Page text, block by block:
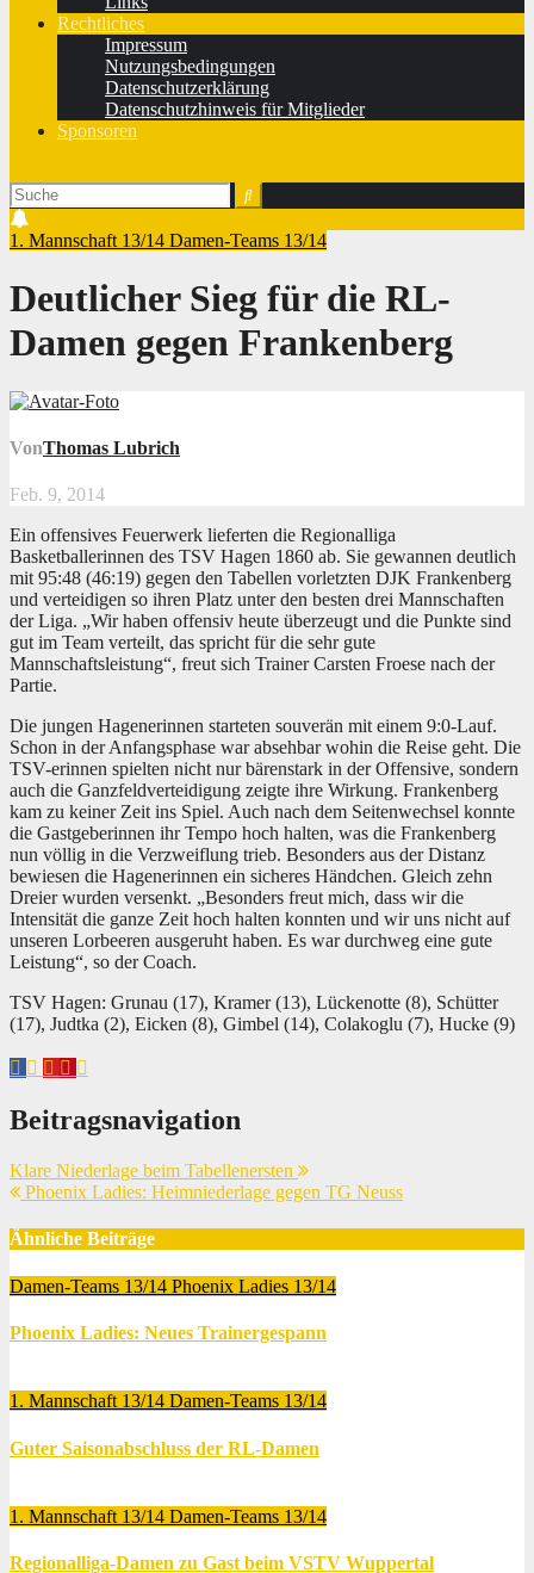
Rechtliches
Impressum
Nutzungsbedingungen
Datenschutzerklärung
Datenschutzhinweis für Mitglieder
Sponsoren
1. Mannschaft 13/14 Damen-Teams 13/14
Deutlicher Sieg für die RL-
Damen gegen Frankenberg
VonThomas Lubrich
Feb. 9, 2014
Ein offensives Feuerwerk lieferten die Regionalliga
Basketballerinnen des TSV Hagen 1860 ab. Sie gewannen deutlich
mit 95:48 (46:19) gegen den Tabellen vorletzten DJK Frankenberg
und verteidigen so ihren Platz unter den besten drei Mannschaften
der Liga. „Wir haben offensiv heute überzeugt und die Punkte sind
gut im Team verteilt, das spricht für die sehr gute
Mannschaftsleistung“, freut sich Trainer Carsten Froese nach der
Partie.
Die jungen Hagenerinnen starteten souverän mit einem 9:0-Lauf.
Schon in der Anfangsphase war absehbar wohin die Reise geht. Die
TSV-erinnen spielten nicht nur bärenstark in der Offensive, sondern
auch die Ganzfeldverteidigung zeigte ihre Wirkung. Frankenberg
kam zu keiner Zeit ins Spiel. Auch nach dem Seitenwechsel konnte
die Gastgeberinnen ihr Tempo hoch halten, was die Frankenberg
nun völlig in die Verzweiflung trieb. Besonders aus der Distanz
bewiesen die Hagenerinnen ein sicheres Händchen. Gleich zehn
Dreier wurden versenkt. „Besonders freut mich, dass wir die
Intensität die ganze Zeit hoch halten konnten und wir uns nicht auf
unseren Lorbeeren ausgeruht haben. Es war durchweg eine gute
Leistung“, so der Coach.
TSV Hagen: Grunau (17), Kramer (13), Lückenotte (8), Schütter
(17), Judtka (2), Eicken (8), Gimbel (14), Colakoglu (7), Hucke (9)
Beitragsnavigation
Klare Niederlage beim Tabellenersten
Phoenix Ladies: Heimniederlage gegen TG Neuss
Ähnliche Beiträge
Damen-Teams 13/14 Phoenix Ladies 13/14
Phoenix Ladies: Neues Trainergespann
1. Mannschaft 13/14 Damen-Teams 13/14
Guter Saisonabschluss der RL-Damen
1. Mannschaft 13/14 Damen-Teams 13/14
Regionalliga-Damen zu Gast beim VSTV Wuppertal